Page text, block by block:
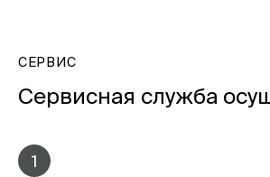
СЕРВИС
Сервисная служба
1